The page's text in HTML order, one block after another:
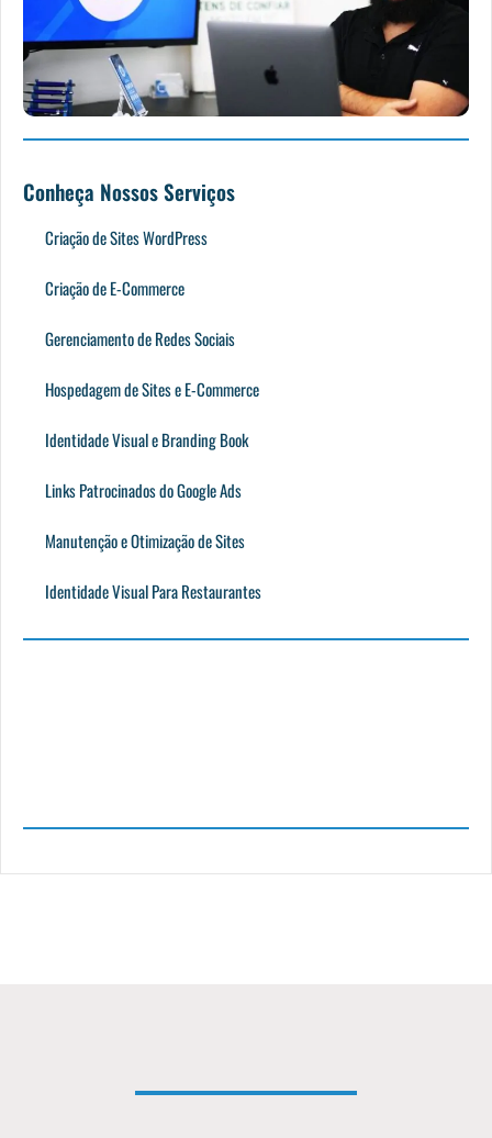
Conheça Nossos Serviços
Criação de Sites WordPress
Criação de E-Commerce
Gerenciamento de Redes Sociais
Hospedagem de Sites e E-Commerce
Identidade Visual e Branding Book
Links Patrocinados do Google Ads
Manutenção e Otimização de Sites
Identidade Visual Para Restaurantes